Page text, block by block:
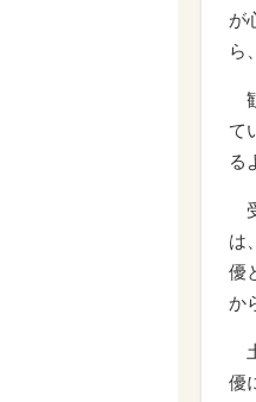
が
ら
て
る
は
優
か
優